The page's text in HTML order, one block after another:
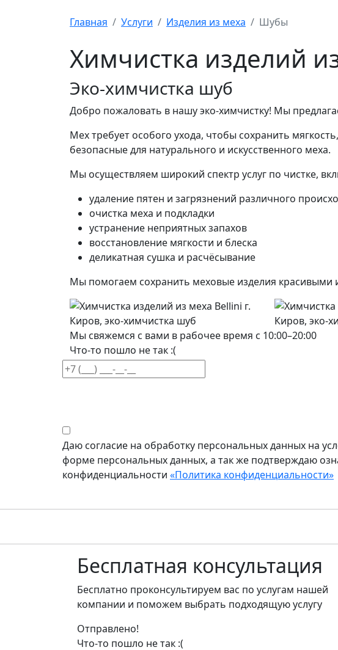
Главная Услуги Изделия из меха Шубы
Химчистка изделий
Эко-химчистка шуб
Добро пожаловать в нашу эко-химчистку! Мы
Мех требует особого ухода, чтобы сохранить
безопасные для натурального и искусственного меха.
Мы осуществляем широкий спектр услуг по чистке,
удаление пятен и загрязнений различного
очистка меха и подкладки
устранение неприятных запахов
восстановление мягкости и блеска
деликатная сушка и расчёсывание
Мы помогаем сохранить меховые изделия красивыми
Мы свяжемся с вами в рабочее время с 10:00–20:00
Что-то пошло не так :(
Даю согласие на обработку персональных данных на
форме персональных данных, а так же подтверждаю
конфиденциальности «Политика конфиденциальности»
Бесплатная консультация
Бесплатно проконсультируем вас по услугам нашей
компании и поможем выбрать подходящую услугу
Отправлено!
Что-то пошло не так :(